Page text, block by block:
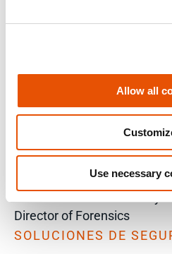
Allow all
Use necessary
Soluciones empresariales
Peritos
Police Chief
Director of Forensics
SOLUCIONES DE